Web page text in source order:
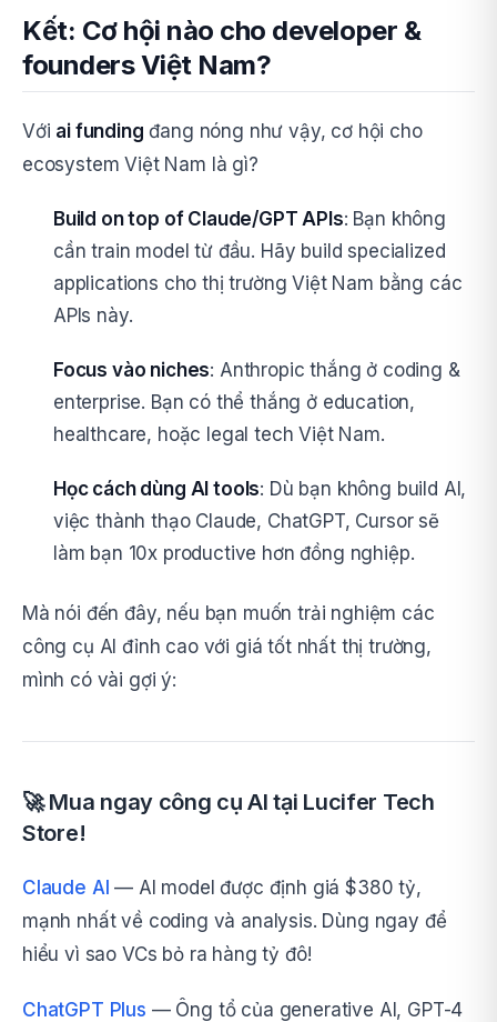
Kết: Cơ hội nào cho developer &
founders Việt Nam?
Với ai funding đang nóng như vậy, cơ hội cho
ecosystem Việt Nam là gì?
Build on top of Claude/GPT APIs: Bạn không
cần train model từ đầu. Hãy build specialized
applications cho thị trường Việt Nam bằng các
APIs này.
Focus vào niches: Anthropic thắng ở coding &
enterprise. Bạn có thể thắng ở education,
healthcare, hoặc legal tech Việt Nam.
Học cách dùng AI tools: Dù bạn không build AI,
việc thành thạo Claude, ChatGPT, Cursor sẽ
làm bạn 10x productive hơn đồng nghiệp.
Mà nói đến đây, nếu bạn muốn trải nghiệm các
công cụ AI đỉnh cao với giá tốt nhất thị trường,
mình có vài gợi ý:
🚀 Mua ngay công cụ AI tại Lucifer Tech
Store!
Claude AI — AI model được định giá $380 tỷ,
mạnh nhất về coding và analysis. Dùng ngay để
hiểu vì sao VCs bỏ ra hàng tỷ đô!
ChatGPT Plus — Ông tổ của generative AI, GPT-4